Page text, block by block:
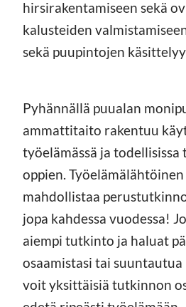
hirsirakentamiseen sekä
kalusteiden
sekä puupintojen
Pyhännällä puualan
ammattitaito rakentuu
työelämässä ja todellisissa
oppien.
mahdollistaa
jopa kahdessa vuodessa!
aiempi tutkinto ja haluat
osaamistasi tai
voit yksittäisiä tutkinnon